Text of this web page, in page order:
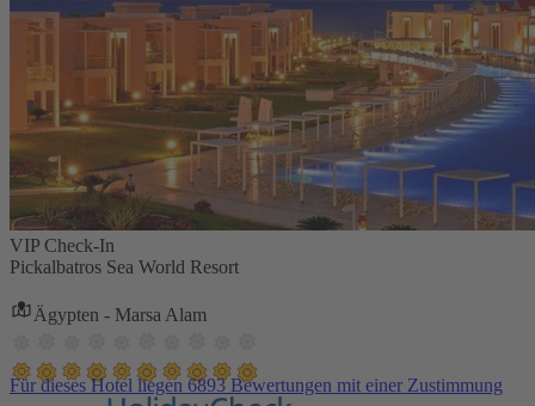
VIP Check-In
Pickalbatros Sea World Resort
Ägypten - Marsa Alam
Für dieses Hotel liegen 6893 Bewertungen mit einer Zustimmung